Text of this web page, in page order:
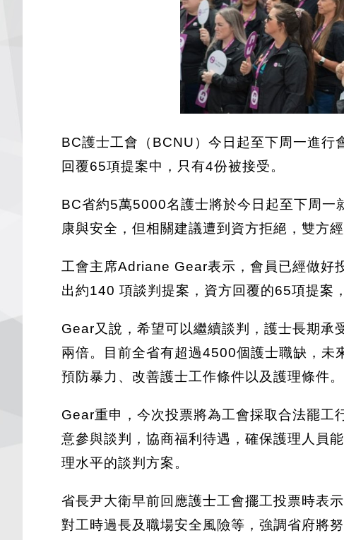
BC護士工會（BCNU）今日起至下周一進行
回覆65項提案中，只有4份被接受。
BC省約5萬5000名護士將於今日起至下周一
康與安全，但相關建議遭到資方拒絕，雙方
工會主席Adriane Gear表示，會員已經做好
出約140 項談判提案，資方回覆的65項提案
Gear又說，希望可以繼續談判，護士長期承
兩倍。目前全省有超過4500個護士職缺，未
預防暴力、改善護士工作條件以及護理條件。
Gear重申，今次投票將為工會採取合法罷工
意參與談判，協商福利待遇，確保護理人員
理水平的談判方案。
省長尹大衛早前回應護士工會擺工投票時表
對工時過長及職場安全風險等，強調省府將